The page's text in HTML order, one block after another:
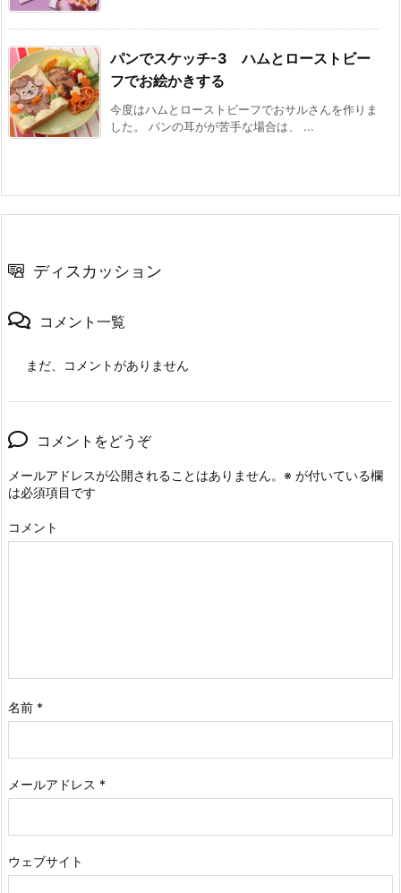
パンでスケッチ-3 ハムとローストビー
フでお絵かきする
今度はハムとローストビーフでおサルさんを作りま
した。 パンの耳がが苦手な場合は、 ...
ディスカッション
コメント一覧
まだ、コメントがありません
コメントをどうぞ
メールアドレスが公開されることはありません。 ※ が付いている欄
は必須項目です
コメント
名前 *
メールアドレス *
ウェブサイト